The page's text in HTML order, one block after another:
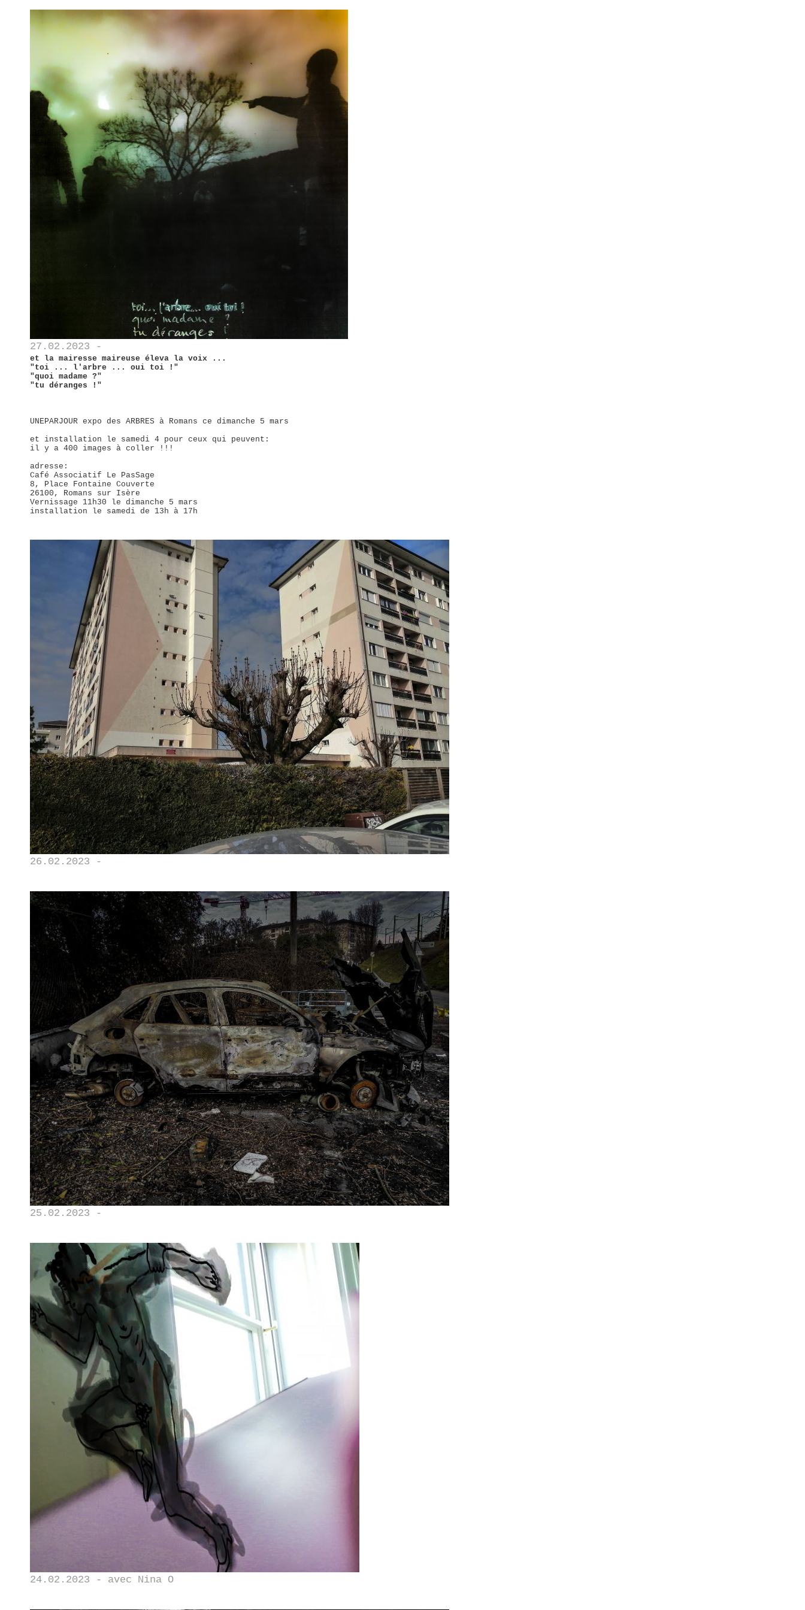
27.02.2023 -
et la mairesse maireuse éleva la voix ...
"toi ... l'arbre ... oui toi !"
"quoi madame ?"
"tu déranges !"
UNEPARJOUR expo des ARBRES à Romans ce dimanche 5 mars
et installation le samedi 4 pour ceux qui peuvent:
il y a 400 images à coller !!!
adresse:
Café Associatif Le PasSage
8, Place Fontaine Couverte
26100, Romans sur Isère
Vernissage 11h30 le dimanche 5 mars
installation le samedi de 13h à 17h
26.02.2023 -
25.02.2023 -
24.02.2023 - avec Nina O